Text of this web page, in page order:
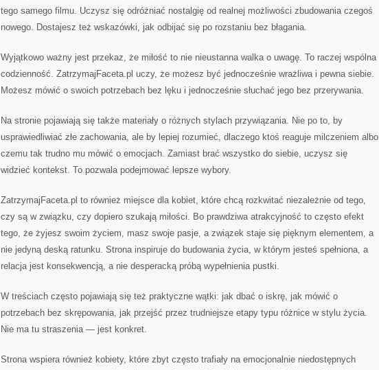
tego samego filmu. Uczysz się odróżniać nostalgię od realnej możliwości zbudowania czegoś
nowego. Dostajesz też wskazówki, jak odbijać się po rozstaniu bez błagania.
Wyjątkowo ważny jest przekaz, że miłość to nie nieustanna walka o uwagę. To raczej wspólna
codzienność. ZatrzymajFaceta.pl uczy, że możesz być jednocześnie wrażliwa i pewna siebie.
Możesz mówić o swoich potrzebach bez lęku i jednocześnie słuchać jego bez przerywania.
Na stronie pojawiają się także materiały o różnych stylach przywiązania. Nie po to, by
usprawiedliwiać złe zachowania, ale by lepiej rozumieć, dlaczego ktoś reaguje milczeniem albo
czemu tak trudno mu mówić o emocjach. Zamiast brać wszystko do siebie, uczysz się
widzieć kontekst. To pozwala podejmować lepsze wybory.
ZatrzymajFaceta.pl to również miejsce dla kobiet, które chcą rozkwitać niezależnie od tego,
czy są w związku, czy dopiero szukają miłości. Bo prawdziwa atrakcyjność to często efekt
tego, że żyjesz swoim życiem, masz swoje pasje, a związek staje się pięknym elementem, a
nie jedyną deską ratunku. Strona inspiruje do budowania życia, w którym jesteś spełniona, a
relacja jest konsekwencją, a nie desperacką próbą wypełnienia pustki.
W treściach często pojawiają się też praktyczne wątki: jak dbać o iskrę, jak mówić o
potrzebach bez skrępowania, jak przejść przez trudniejsze etapy typu różnice w stylu życia.
Nie ma tu straszenia — jest konkret.
Strona wspiera również kobiety, które zbyt często trafiały na emocjonalnie niedostępnych